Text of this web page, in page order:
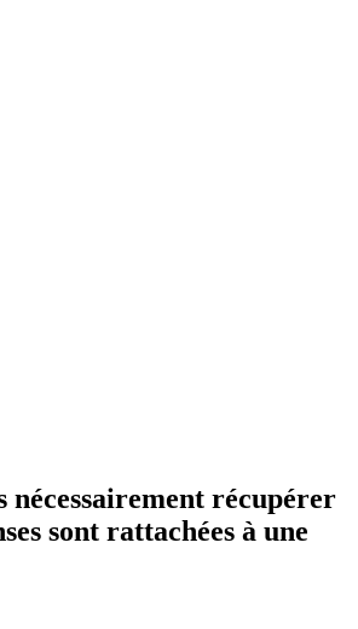
nécessairement récupérer
sont rattachées à une